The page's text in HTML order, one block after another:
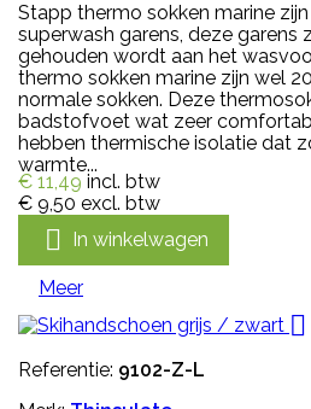
Stapp thermo sokken marine
superwash garens, deze garens
gehouden wordt aan het
thermo sokken marine zijn wel
normale sokken. Deze
badstofvoet wat zeer
hebben thermische isolatie dat
warmte...
€ 11,49 incl. btw
€ 9,50 excl. btw
 In winkelwagen
Meer

Referentie: 9102-Z-L